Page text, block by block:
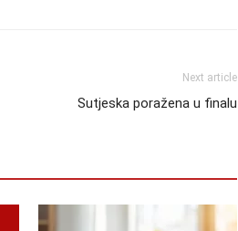
Next article
Sutjeska poražena u finalu